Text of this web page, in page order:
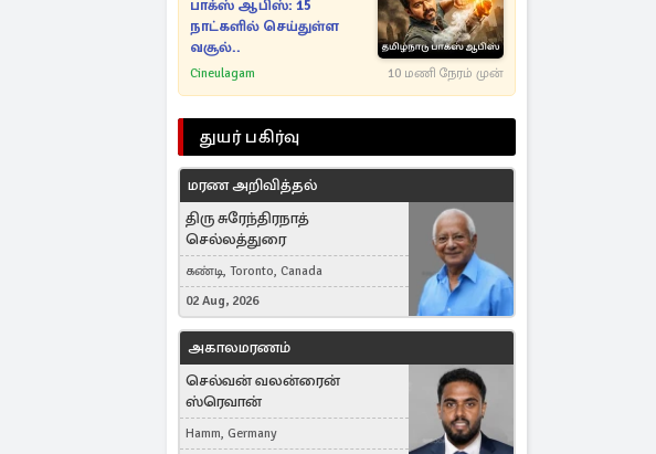
பாக்ஸ் ஆபிஸ்: 15
நாட்களில் செய்துள்ள
வசூல்..
Cineulagam 10 மணி நேரம் முன்
துயர் பகிர்வு
மரண அறிவித்தல்
திரு சுரேந்திரநாத்
செல்லத்துரை
கண்டி, Toronto, Canada
02 Aug, 2026
அகாலமரணம்
செல்வன் வலன்ரைன்
ஸ்ரெவான்
Hamm, Germany